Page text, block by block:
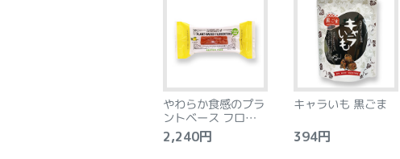
やわらか食感のプラ
ントベース フロラン
タン アーモンド&レ
モン 8個
2,240円
キャラいも 黒ごま
394円